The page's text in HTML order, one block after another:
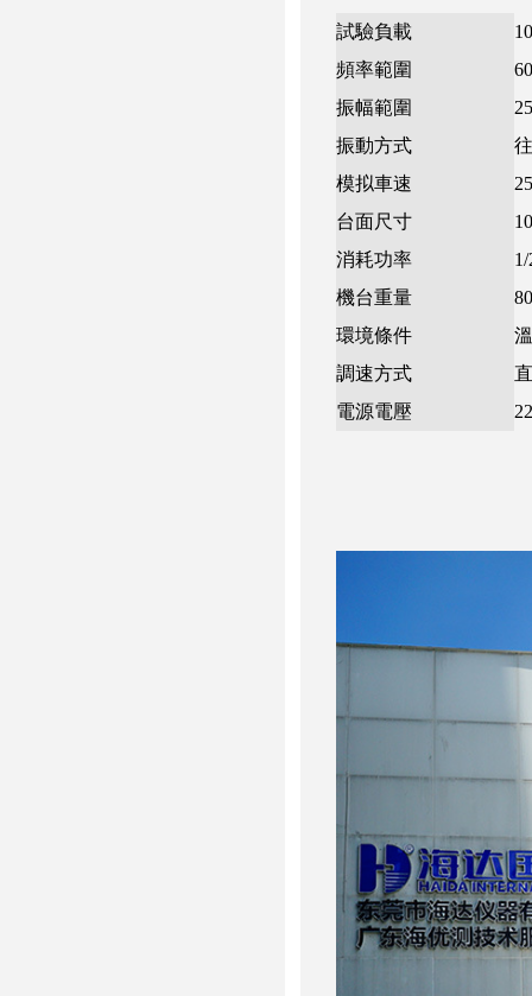
試驗負載
頻率範圍
振幅範圍
振動方式
模拟車速
台面尺寸
消耗功率
機台重量
環境條件
調速方式
電源電壓